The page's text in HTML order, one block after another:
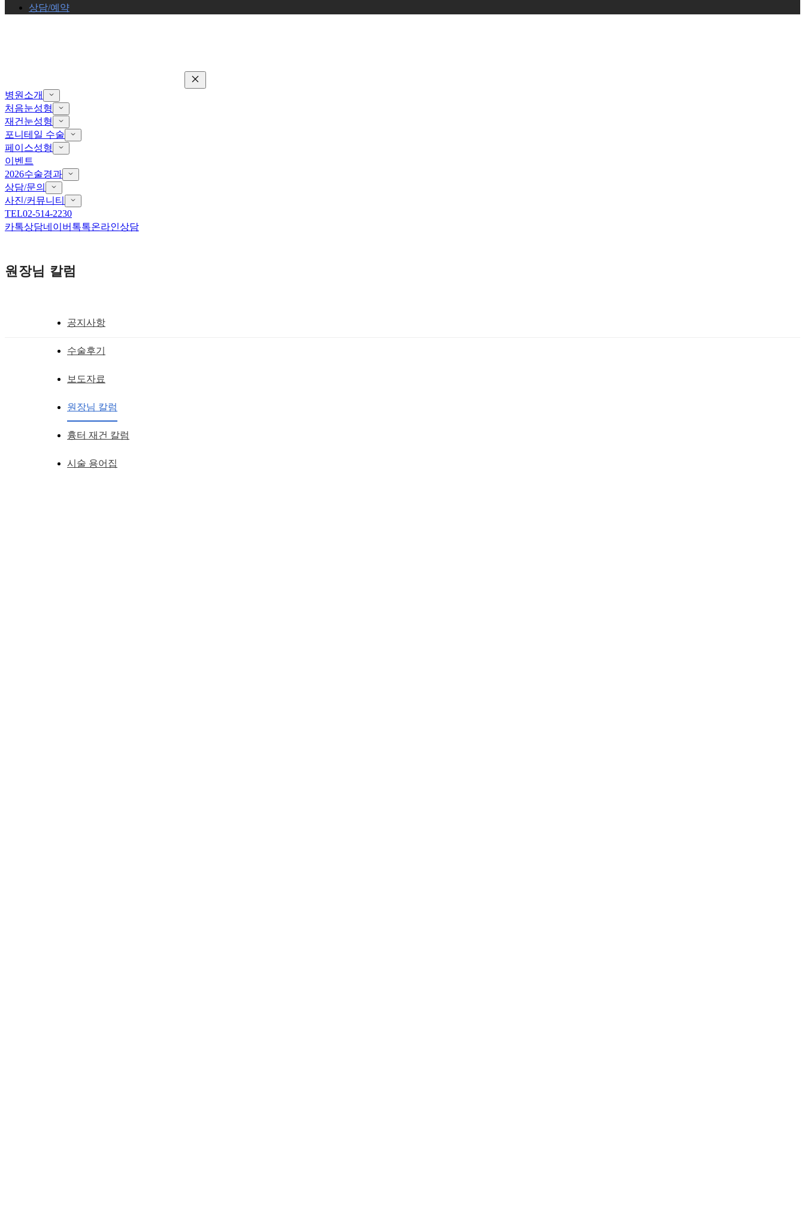
상담/예약
병원소개
처음눈성형
재건눈성형
포니테일 수술
페이스성형
이벤트
2026수술경과
상담/문의
사진/커뮤니티
TEL02-514-2230
카톡상담네이버톡톡온라인상담
원장님 칼럼
공지사항
수술후기
보도자료
원장님 칼럼
흉터 재건 칼럼
시술 용어집
강남눈재수술! 안검하수 때문에 다시 교정해야 된다면
작성일 2019.09.04